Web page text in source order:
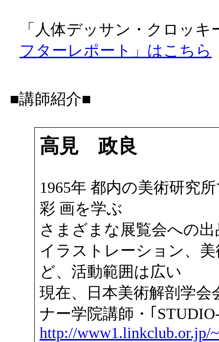
「人体デッサン・クロッキ
フターレポート」はこちら
■講師紹介■
高見 政良
1965年 都内の美術研究
彩 画を学ぶ
さまざまな展覧会への
イラストレーション、
ど、活動範囲は広い
現在、日本美術解剖学会
ナー学院講師・｢
http://www1.linkclub.or.jp/